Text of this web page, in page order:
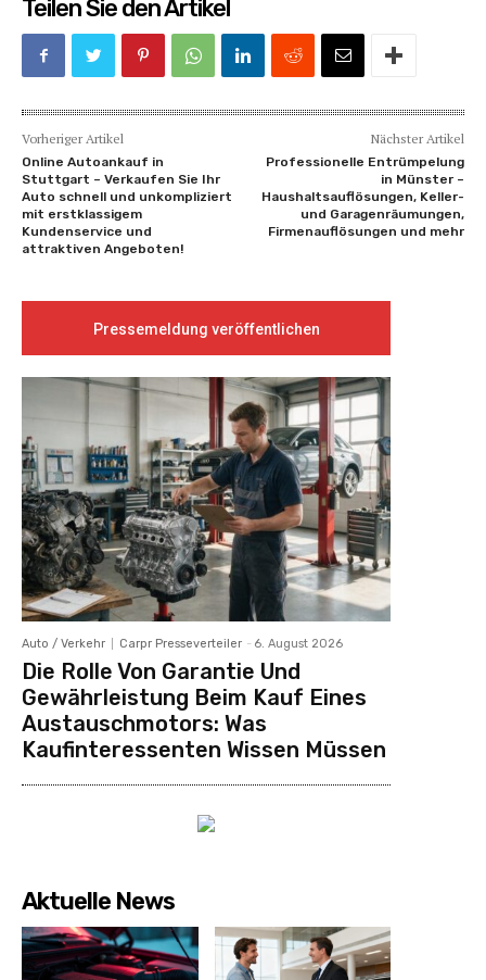
Teilen Sie den Artikel
Vorheriger Artikel
Online Autoankauf in
Stuttgart – Verkaufen Sie Ihr
Auto schnell und unkompliziert
mit erstklassigem
Kundenservice und
attraktiven Angeboten!
Nächster Artikel
Professionelle Entrümpelung
in Münster –
Haushaltsauflösungen, Keller-
und Garagenräumungen,
Firmenauflösungen und mehr
Pressemeldung veröffentlichen
Auto / Verkehr Carpr Presseverteiler - 6. August 2026
Die Rolle Von Garantie Und
Gewährleistung Beim Kauf Eines
Austauschmotors: Was
Kaufinteressenten Wissen Müssen
Aktuelle News